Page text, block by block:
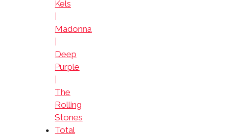
Kels
Madonna
Deep
Purple
The
Rolling
Stones
Total